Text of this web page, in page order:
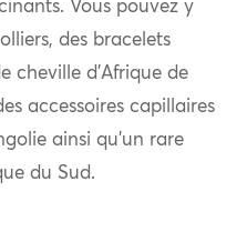
Vous pouvez y
des bracelets
cheville d’Afrique de
accessoires capillaires
ainsi qu’un rare
du Sud.